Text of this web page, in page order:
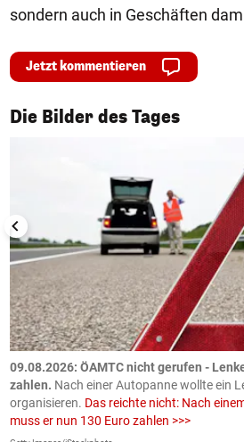
sondern auch in Geschäften
Jetzt kommentieren
Die Bilder des Tages
1/50
09.08.2026: ÖAMTC nicht gerufen -
zahlen. Nach einer Autopanne wollte ein
organisieren. Das reichte nicht: Nach
muss er nun 130 Euro zahlen >>>